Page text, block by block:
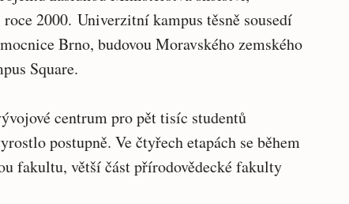
2000. Univerzitní kampus těsně sousedí
Brno, budovou Moravského zemského
Square.
centrum pro pět tisíc studentů
postupně. Ve čtyřech etapách se během
fakultu, větší část přírodovědecké fakulty